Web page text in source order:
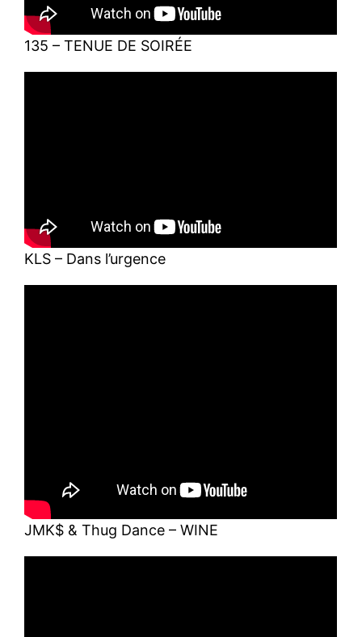
135 – TENUE DE SOIRÉE
KLS – Dans l’urgence
JMK$ & Thug Dance – WINE